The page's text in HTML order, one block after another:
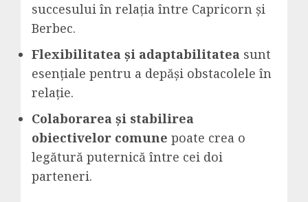
succesului în relația între Capricorn și
Berbec.
Flexibilitatea și adaptabilitatea sunt
esențiale pentru a depăși obstacolele în
relație.
Colaborarea și stabilirea
obiectivelor comune poate crea o
legătură puternică între cei doi
parteneri.